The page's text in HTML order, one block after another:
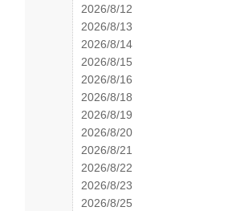
2026/8/12
2026/8/13
2026/8/14
2026/8/15
2026/8/16
2026/8/18
2026/8/19
2026/8/20
2026/8/21
2026/8/22
2026/8/23
2026/8/25